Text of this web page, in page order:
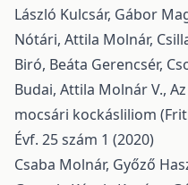
László Kulcsár, Gábor
Nótári, Attila Molnár,
Biró, Beáta Gerencsér,
Budai, Attila Molnár V.,
mocsári kockásliliom
Évf. 25 szám 1 (2020)
Csaba Molnár, Győző